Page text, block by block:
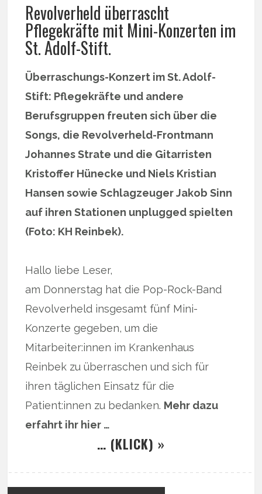
Revolverheld überrascht
Pflegekräfte mit Mini-Konzerten im
St. Adolf-Stift.
Überraschungs-Konzert im St. Adolf-
Stift: Pflegekräfte und andere
Berufsgruppen freuten sich über die
Songs, die Revolverheld-Frontmann
Johannes Strate und die Gitarristen
Kristoffer Hünecke und Niels Kristian
Hansen sowie Schlagzeuger Jakob Sinn
auf ihren Stationen unplugged spielten
(Foto: KH Reinbek).
Hallo liebe Leser,
am Donnerstag hat die Pop-Rock-Band
Revolverheld insgesamt fünf Mini-
Konzerte gegeben, um die
Mitarbeiter:innen im Krankenhaus
Reinbek zu überraschen und sich für
ihren täglichen Einsatz für die
Patient:innen zu bedanken. Mehr dazu
erfahrt ihr hier …
… (KLICK) »